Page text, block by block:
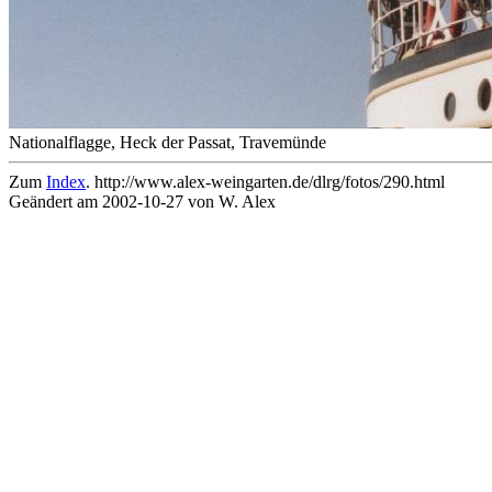
Nationalflagge, Heck der Passat, Travemünde
Zum Index. http://www.alex-weingarten.de/dlrg/fotos/290.html
Geändert am 2002-10-27 von W. Alex